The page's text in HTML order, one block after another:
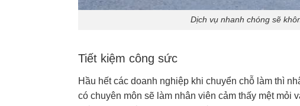
Dịch vụ nhanh chóng sẽ
Tiết kiệm công sức
Hầu hết các doanh nghiệp khi chuyển chỗ làm thì
có chuyên môn sẽ làm nhân viên cảm thấy mệt mỏi